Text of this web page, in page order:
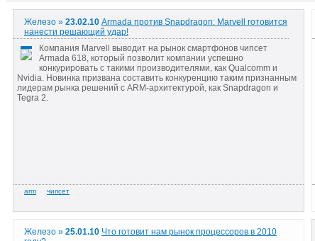
Железо » 23.02.10 Armada против Snapdragon: Marvell готовится
нанести решающий удар!
Компания Marvell выводит на рынок смартфонов чипсет
Armada 618, который позволит компании успешно
конкурировать с такими производителями, как Qualcomm и
Nvidia. Новинка призвана составить конкуренцию таким признанным
лидерам рынка решений с ARM-архитектурой, как Snapdragon и
Tegra 2.
Железо » 25.01.10 Что готовит нам рынок процессоров в 2010